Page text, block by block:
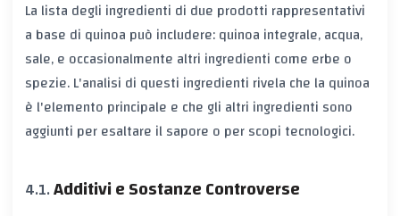
La lista degli ingredienti di due prodotti rappresentativi
a base di quinoa può includere: quinoa integrale, acqua,
sale, e occasionalmente altri ingredienti come erbe o
spezie. L'analisi di questi ingredienti rivela che la quinoa
è l'elemento principale e che gli altri ingredienti sono
aggiunti per esaltare il sapore o per scopi tecnologici.
Additivi e Sostanze Controverse